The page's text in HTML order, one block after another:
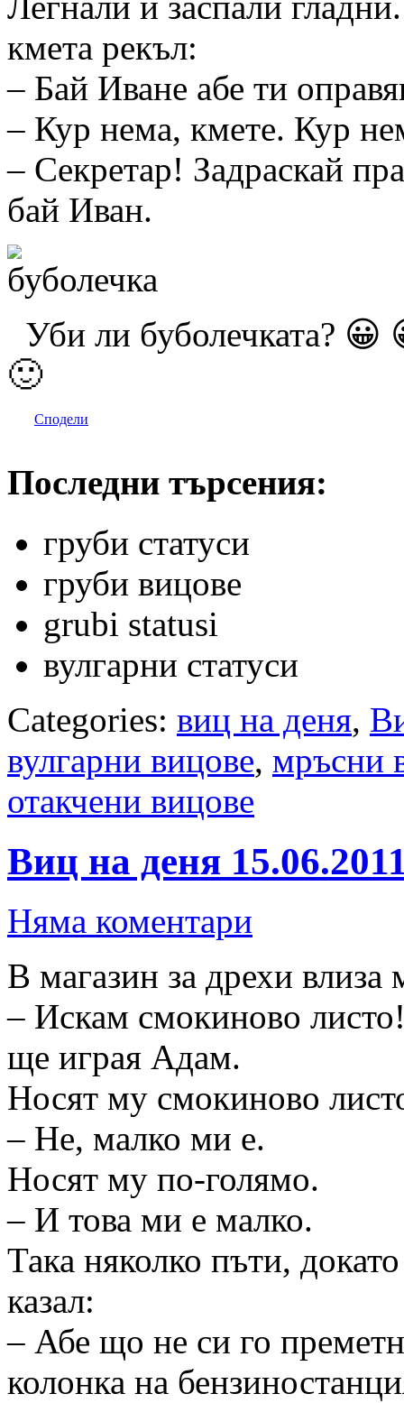
кмета рекъл:
– Бай Иване абе ти
– Кур нема, кмете. Кур
– Секретар! Задраскай
бай Иван.
Уби ли буболечката? 😀
🙂
Сподели
Последни търсения:
груби статуси
груби вицове
grubi statusi
вулгарни статуси
Categories: виц на деня,
вулгарни вицове, мръсни
отакчени вицове
Виц на деня
Няма коментари
В магазин за дрехи
– Искам смокиново
ще играя Адам.
Носят му смокиново
– Не, малко ми е.
Носят му по-голямо.
– И това ми е малко.
Така няколко пъти,
казал:
– Абе що не си го
колонка на